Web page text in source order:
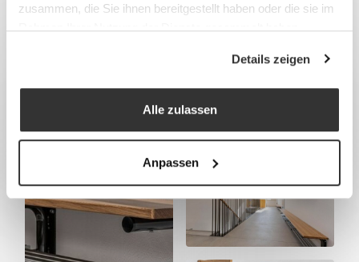
zusammen, die Sie ihnen bereitgestellt haben oder die sie im
Rahmen Ihrer Nutzung der Dienste gesammelt haben.
Details zeigen
Alle zulassen
Anpassen